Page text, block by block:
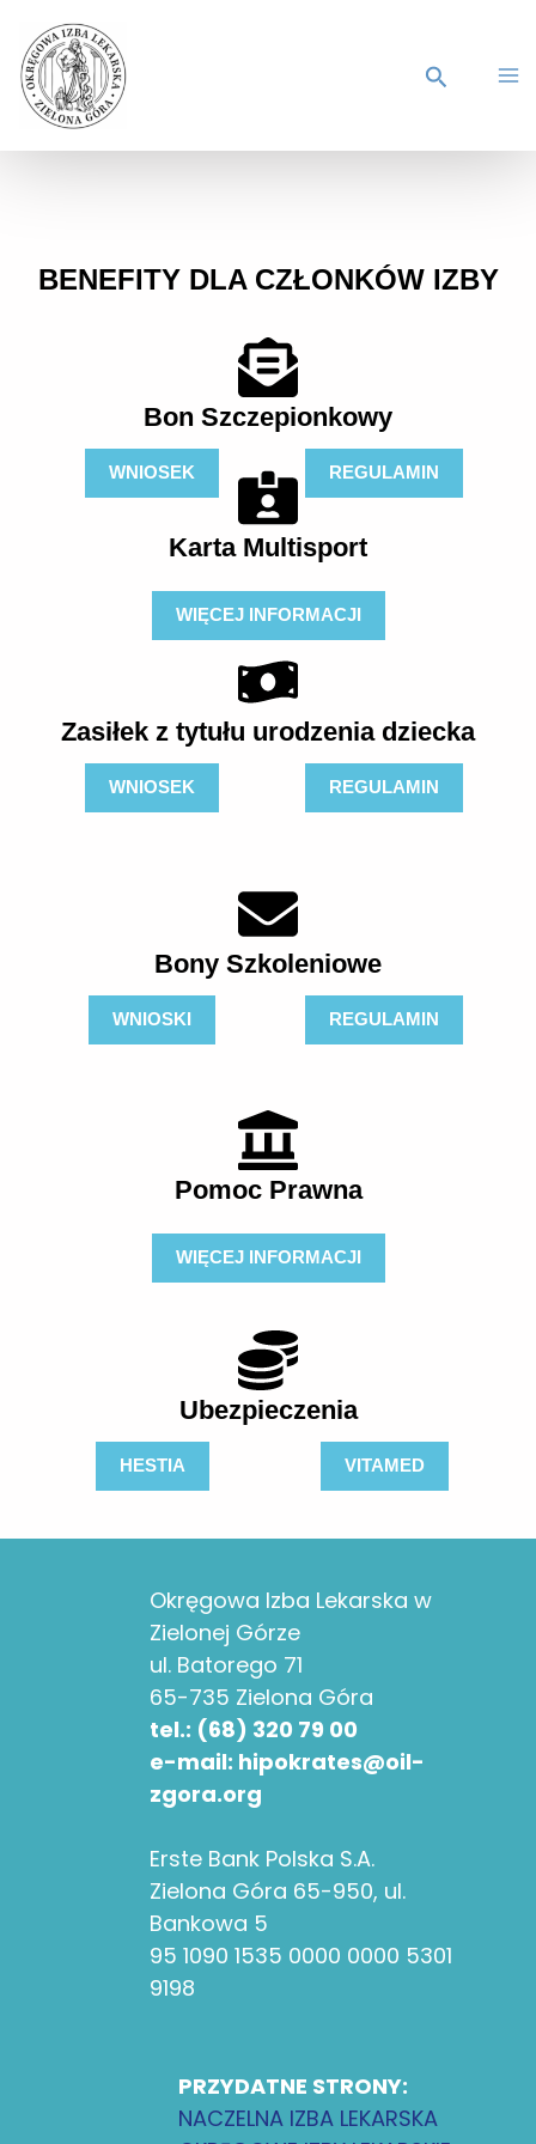
BENEFITY DLA CZŁONKÓW IZBY
Bon Szczepionkowy
WNIOSEK REGULAMIN
Karta Multisport
WIĘCEJ INFORMACJI
Zasiłek z tytułu urodzenia dziecka
WNIOSEK REGULAMIN
Bony Szkoleniowe
WNIOSKI REGULAMIN
Pomoc Prawna
WIĘCEJ INFORMACJI
Ubezpieczenia
HESTIA VITAMED
Okręgowa Izba Lekarska w
Zielonej Górze
ul. Batorego 71
65-735 Zielona Góra
tel.: (68) 320 79 00
e-mail: hipokrates@oil-
zgora.org
Erste Bank Polska S.A.
Zielona Góra 65-950, ul.
Bankowa 5
95 1090 1535 0000 0000 5301
9198
PRZYDATNE STRONY:
NACZELNA IZBA LEKARSKA